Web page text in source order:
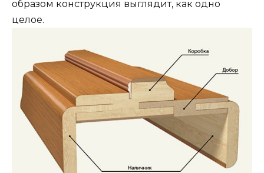
образом конструкция выглядит, как одно
целое.